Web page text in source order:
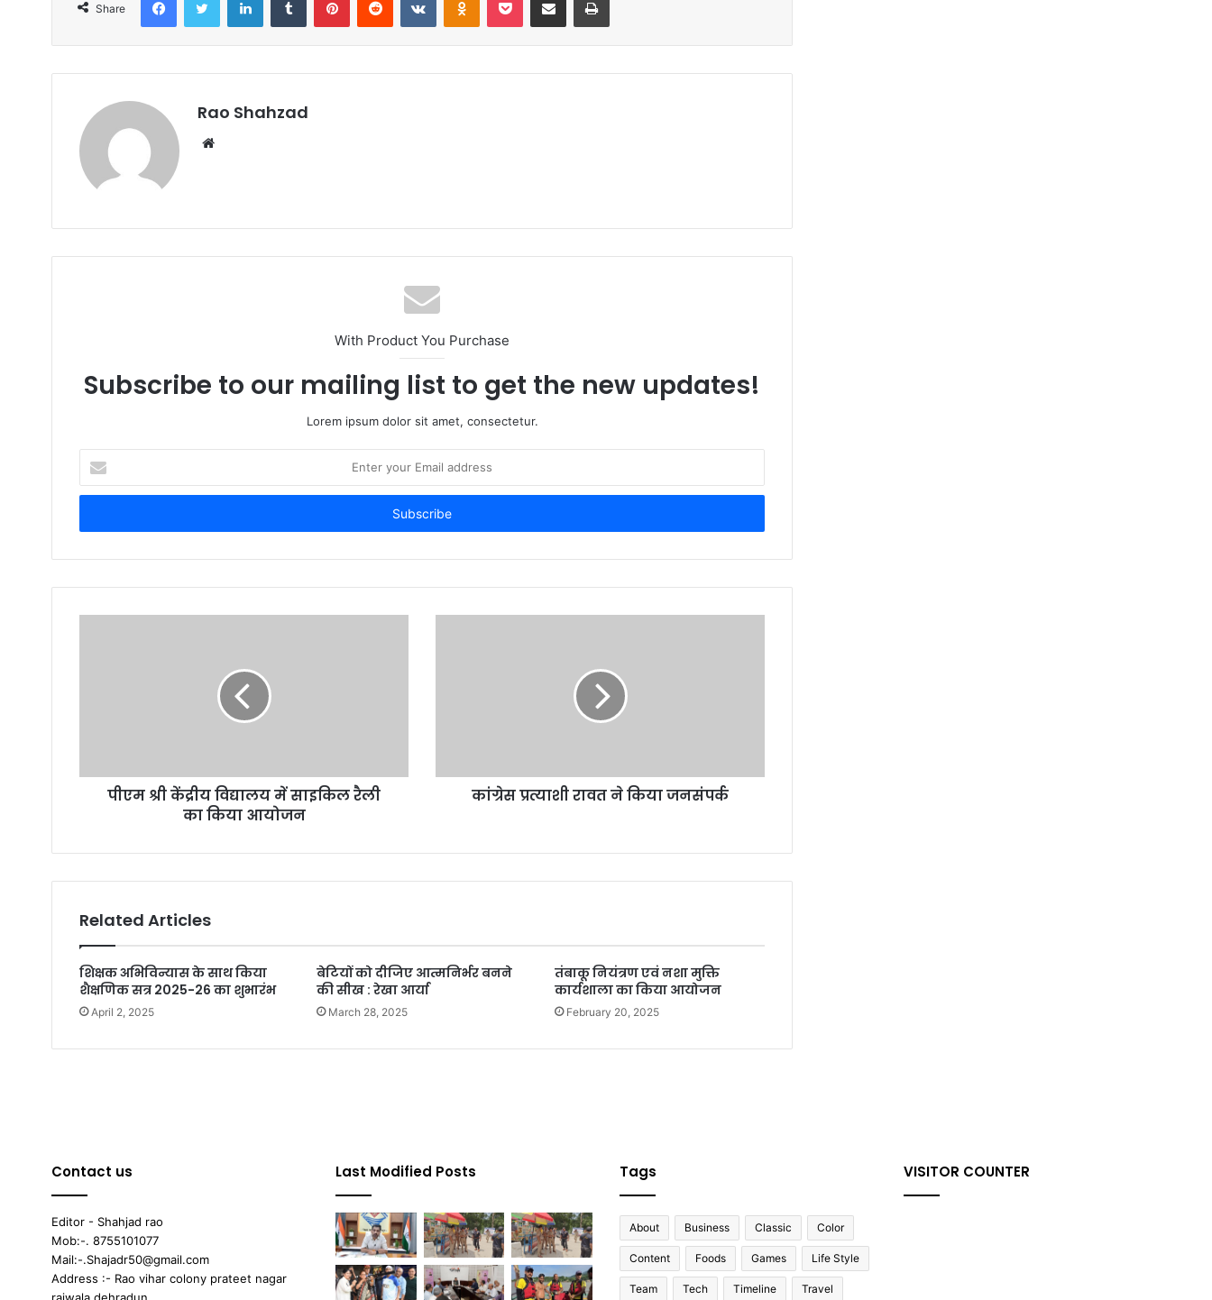
Share
Rao Shahzad
Website
With Product You Purchase
Subscribe to our mailing list to get the new updates!
Lorem ipsum dolor sit amet, consectetur.
your
Email
पीएम श्री केंद्रीय विद्यालय में साइकिल रैली
का किया आयोजन
कांग्रेस प्रत्याशी रावत ने किया जनसंपर्क
Related Articles
शिक्षक अभिविन्यास के साथ किया
शैक्षणिक सत्र 2025-26 का शुभारंभ
April 2, 2025
बेटियों को दीजिए आत्मनिर्भर बनने
की सीख : रेखा आर्या
March 28, 2025
तंबाकू नियंत्रण एवं नशा मुक्ति
कार्यशाला का किया आयोजन
February 20, 2025
Contact us
Editor - Shahjad rao
Mob:-. 8755101077
Mail:-.Shajadr50@gmail.com
Address :- Rao vihar colony prateet nagar
raiwala dehradun
Last Modified Posts Tags
About Business Classic Color
Content Foods Games Life Style
Team Tech Timeline Travel
VISITOR COUNTER